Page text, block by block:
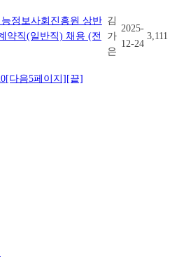
능정보사회진흥원 상반
약직(일반직) 채용 (전
김
가
은
2025-
12-24
3,111
[다음5페이지][끝]